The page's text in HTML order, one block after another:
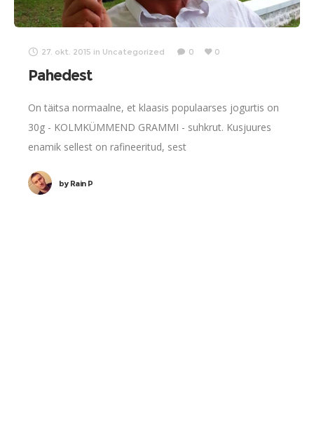
27. okt. 2015 in Uncategorized 0 0
Pahedest
On täitsa normaalne, et klaasis populaarses jogurtis on
30g - KOLMKÜMMEND GRAMMI - suhkrut. Kusjuures
enamik sellest on rafineeritud, sest
byRain P